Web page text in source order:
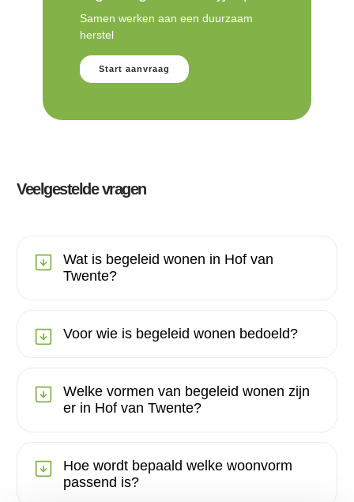
Samen werken aan een duurzaam
herstel
Start aanvraag
Veelgestelde vragen
Wat is begeleid wonen in Hof van
Twente?
Voor wie is begeleid wonen bedoeld?
Welke vormen van begeleid wonen zijn
er in Hof van Twente?
Hoe wordt bepaald welke woonvorm
passend is?